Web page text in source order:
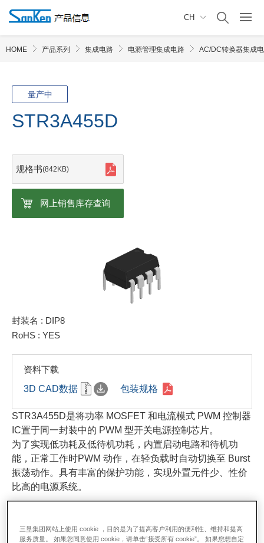
CH
HOME 产品系列 集成电路 电源管理集成电路 AC/DC转换器集成
量产中
STR3A455D
封装名 : DIP8
RoHS : YES
规格书(842KB)
网上销售库存查询
STR3A455D是将功率 MOSFET 和电流模式 PWM 控制器
IC置于同一封装中的 PWM 型开关电源控制芯片。
为了实现低功耗及低待机功耗，内置启动电路和待机功
能，正常工作时PWM 动作，在轻负载时自动切换至 Burst
振荡动作。具有丰富的保护功能，实现外置元件少、性价
比高的电源系统。
资料下载
3D CAD数据
包装规格
设计支持
三垦集团网站上使用 cookie ，目的是为了提高客户利用的便利性、维持和提高
服务质量。 如果您同意使用 cookie，请单击“接受所有 cookie”。 如果您想自定